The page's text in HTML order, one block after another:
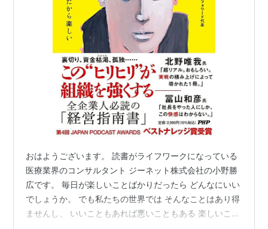
おはようございます。 読書がライフワークになっている
医療業界のコンサルタント ジーネット株式会社の小野勝
広です。 毎日が楽しいことばかりだったら どんなにいい
でしょうか。 でも私たちの世界では そんなことはあり得
ませんし、 いいこともあれば悪いこともある 楽しいこと